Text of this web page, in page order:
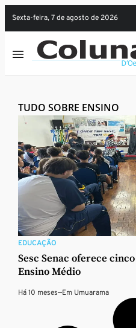
sexta-feira, 7 de agosto de 2026
TUDO SOBRE ENSINO
EDUCAÇÃO
Sesc Senac oferece
Ensino Médio
Há 10 meses—Em Umuarama